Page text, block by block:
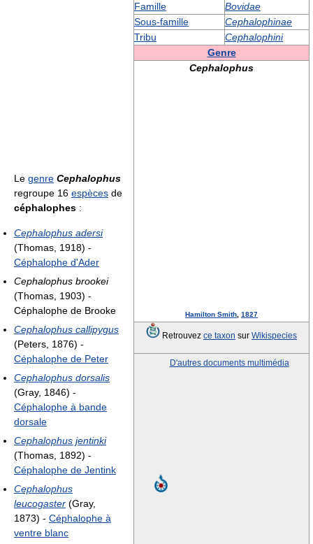
Famille
Bovidae
Sous-famille
Cephalophinae
Tribu
Cephalophini
Genre
Cephalophus
Hamilton Smith 1827
Retrouvez ce taxon sur Wikispecies
D'autres documents multimédia
Le genre Cephalophus
regroupe 16 espèces de
céphalophes :
Cephalophus adersi
(Thomas, 1918) -
Céphalophe d'Ader
Cephalophus brookei
(Thomas, 1903) -
Céphalophe de Brooke
Cephalophus callipygus
(Peters, 1876) -
Céphalophe de Peter
Cephalophus dorsalis
(Gray, 1846) -
Céphalophe à bande
dorsale
Cephalophus jentinki
(Thomas, 1892) -
Céphalophe de Jentink
Cephalophus
leucogaster (Gray,
1873) - Céphalophe à
ventre blanc